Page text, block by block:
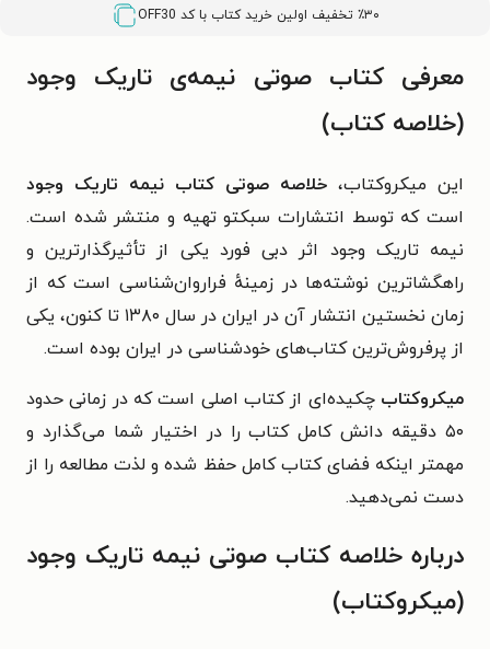
٪۳۰ تخفیف اولین خرید کتاب با کد OFF30
معرفی کتاب صوتی نیمه‌ی تاریک وجود
(خلاصه کتاب)
این میکروکتاب، خلاصه صوتی کتاب نیمه تاریک وجود
است که توسط انتشارات سبکتو تهیه و منتشر شده است.
نیمه تاریک وجود اثر دبی فورد یکی از تأثیرگذارترین و
راهگشاترین نوشته‌ها در زمینهٔ فراروان‌شناسی است که از
زمان نخستین انتشار آن در ایران در سال ۱۳۸۰ تا کنون، یکی
از پرفروش‌ترین کتاب‌های خودشناسی در ایران بوده است.
میکروکتاب‌چکیده‌ای از کتاب اصلی است که در زمانی حدود
۵۰ دقیقه دانش کامل کتاب را در اختیار شما می‌گذارد و
مهمتر اینکه فضای کتاب کامل حفظ شده و لذت مطالعه را از
دست نمی‌دهید.
درباره خلاصه کتاب صوتی نیمه تاریک وجود
(میکروکتاب)